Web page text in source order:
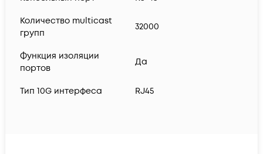
Количество multicast
групп
32000
Функция изоляции
портов
Да
Тип 10G интерфеса RJ45